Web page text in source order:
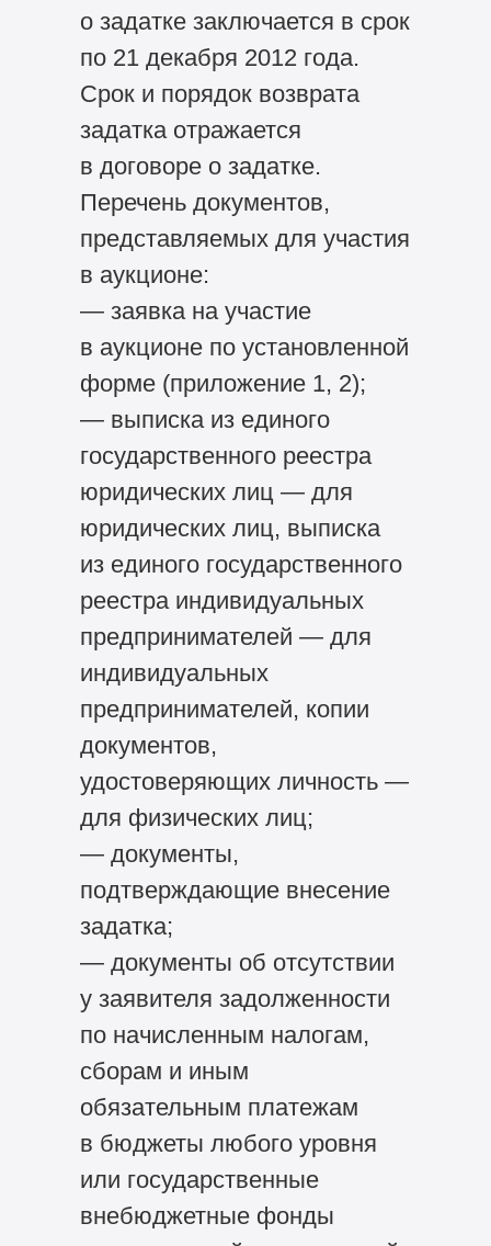
о задатке заключается в срок
по 21 декабря 2012 года.
Срок и порядок возврата
задатка отражается
в договоре о задатке.
Перечень документов,
представляемых для участия
в аукционе:
— заявка на участие
в аукционе по установленной
форме (приложение 1, 2);
— выписка из единого
государственного реестра
юридических лиц — для
юридических лиц, выписка
из единого государственного
реестра индивидуальных
предпринимателей — для
индивидуальных
предпринимателей, копии
документов,
удостоверяющих личность —
для физических лиц;
— документы,
подтверждающие внесение
задатка;
— документы об отсутствии
у заявителя задолженности
по начисленным налогам,
сборам и иным
обязательным платежам
в бюджеты любого уровня
или государственные
внебюджетные фонды